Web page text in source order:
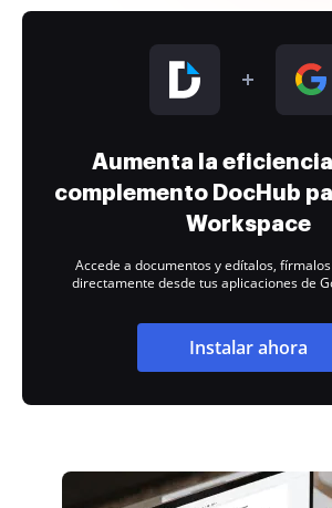
Aumenta la eficiencia
complemento DocHub
Workspace
Accede a documentos y edítalos,
directamente desde tus aplicaciones de
Instalar ahora